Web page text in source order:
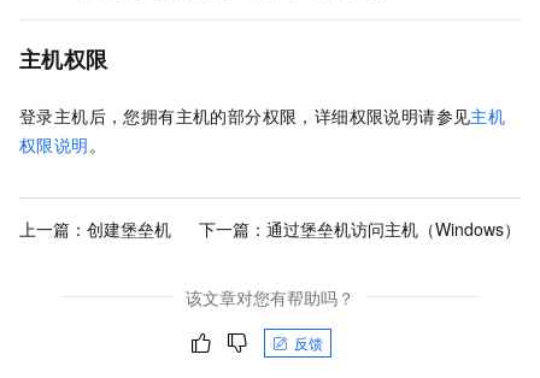
主机权限
登录主机后，您拥有主机的部分权限，详细权限说明请参见主机
权限说明 。
上一篇： 创建堡垒机 下一篇： 通过堡垒机访问主机（Windows）
该文章对您有帮助吗？
反馈